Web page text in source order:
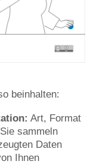
beinhalten:
Art, Format
sammeln
Daten
Ihnen